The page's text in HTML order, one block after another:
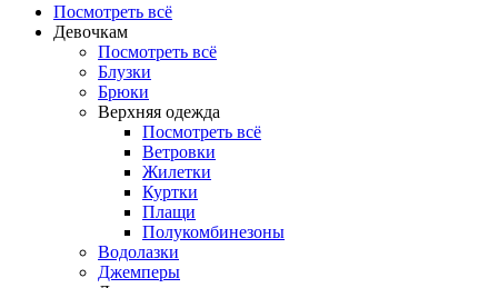
Посмотреть всё
Девочкам
Посмотреть всё
Блузки
Брюки
Верхняя одежда
Посмотреть всё
Ветровки
Жилетки
Куртки
Плащи
Полукомбинезоны
Водолазки
Джемперы